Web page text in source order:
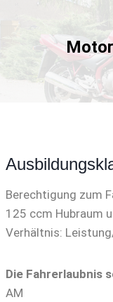
Berechtigung zum
125 ccm Hubraum
Verhältnis:
Die Fahrerlaubnis
AM